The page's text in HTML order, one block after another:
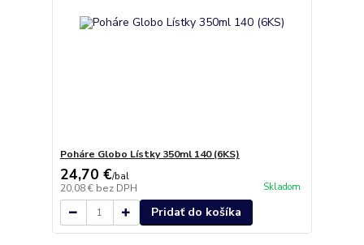
Poháre Globo Lístky 350ml 140 (6KS)
24,70 €/bal
20,08 € bez DPH Skladom
Pridať do košíka